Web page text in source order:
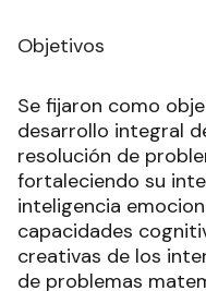
Objetivos
Se fijaron como
desarrollo integral
resolución de
fortaleciendo su
inteligencia
capacidades
creativas de los
de problemas